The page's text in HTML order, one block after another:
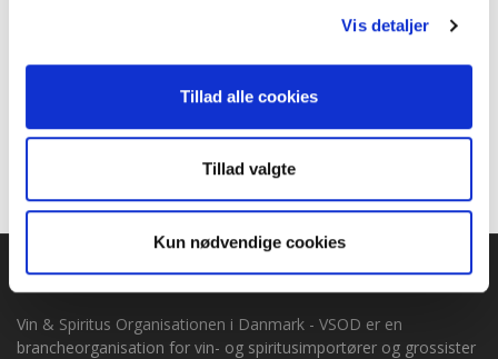
Vis detaljer
Tillad alle cookies
Tillad valgte
Kun nødvendige cookies
Vin & Spiritus Organisationen i Danmark - VSOD er en
brancheorganisation for vin- og spiritusimportører og grossister